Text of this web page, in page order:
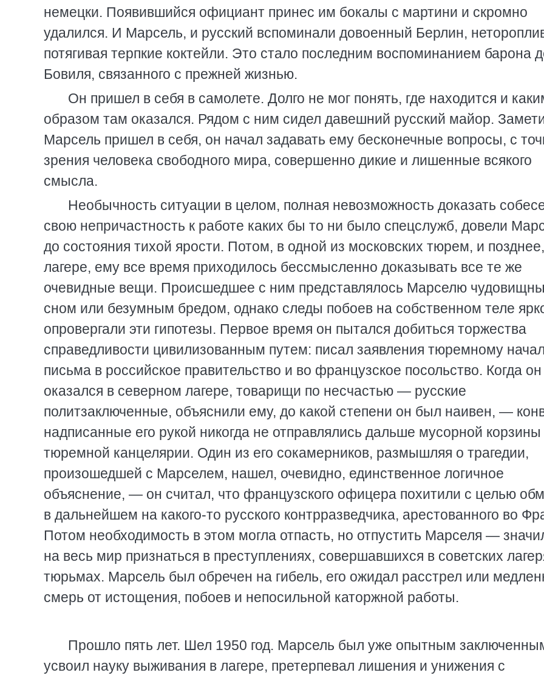
немецки. Появившийся официант принес им бокалы с мартини и скромно
удалился. И Марсель, и русский вспоминали довоенный Берлин,
потягивая терпкие коктейли. Это стало последним воспоминанием барона
Бовиля, связанного с прежней жизнью.
Он пришел в себя в самолете. Долго не мог понять, где находится и
образом там оказался. Рядом с ним сидел давешний русский майор.
Марсель пришел в себя, он начал задавать ему бесконечные вопросы, с
зрения человека свободного мира, совершенно дикие и лишенные всякого
смысла.
Необычность ситуации в целом, полная невозможность доказать
свою непричастность к работе каких бы то ни было спецслужб, довели
до состояния тихой ярости. Потом, в одной из московских тюрем, и
лагере, ему все время приходилось бессмысленно доказывать все те же
очевидные вещи. Происшедшее с ним представлялось Марселю
сном или безумным бредом, однако следы побоев на собственном теле
опровергали эти гипотезы. Первое время он пытался добиться торжества
справедливости цивилизованным путем: писал заявления тюремному
письма в российское правительство и во французское посольство. Когда он
оказался в северном лагере, товарищи по несчастью — русские
политзаключенные, объяснили ему, до какой степени он был наивен, —
надписанные его рукой никогда не отправлялись дальше мусорной корзины
тюремной канцелярии. Один из его сокамерников, размышляя о трагедии,
произошедшей с Марселем, нашел, очевидно, единственное логичное
объяснение, — он считал, что французского офицера похитили с целью
в дальнейшем на какого-то русского контрразведчика, арестованного во
Потом необходимость в этом могла отпасть, но отпустить Марселя —
на весь мир признаться в преступлениях, совершавшихся в советских
тюрьмах. Марсель был обречен на гибель, его ожидал расстрел или
смерь от истощения, побоев и непосильной каторжной работы.
Прошло пять лет. Шел 1950 год. Марсель был уже опытным
усвоил науку выживания в лагере, претерпевал лишения и унижения с